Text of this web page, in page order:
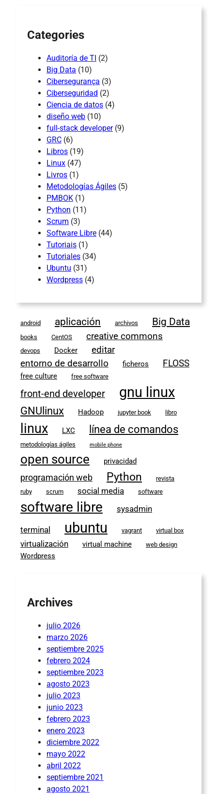
Categories
Auditoría de TI (2)
Big Data (10)
Cibersegurança (3)
Ciberseguridad (2)
Ciencia de datos (4)
diseño web (10)
full-stack developer(9)
GRC (6)
Libros (19)
Linux (47)
Livros (1)
Metodologías Ágiles (5)
PMBOK (1)
Python (11)
Scrum (3)
Software Libre (44)
Tutoriais (1)
Tutoriales (34)
Ubuntu (31)
Wordpress (4)
android aplicación archivos Big Data
books CentOS creative commons
devops Docker
editar
entorno de desarrollo
ficheros FLOSS
free culture free software
front-end developer gnu linux
GNUlinux Hadoop jupyter book libro
linux LXC línea de comandos
metodologías ágiles mobile phone
open source privacidad
programación web Python
revista
ruby
scrum social media software
software libre sysadmin
terminal ubuntu vagrant virtual box
virtualización virtual machine web design
Wordpress
Archives
julio 2026
marzo 2026
septiembre 2025
febrero 2024
septiembre 2023
agosto 2023
julio 2023
junio 2023
febrero 2023
enero 2023
diciembre 2022
mayo 2022
abril 2022
septiembre 2021
agosto 2021